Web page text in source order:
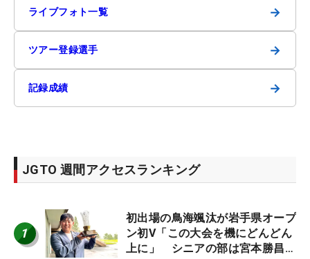
ライブフォト一覧 →
ツアー登録選手 →
記録成績 →
JGTO 週間アクセスランキング
1
初出場の鳥海颯汰が岩手県オープ
ン初V「この大会を機にどんどん
上に」 シニアの部は宮本勝昌が